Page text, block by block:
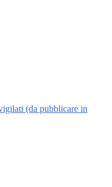
(da pubblicare in